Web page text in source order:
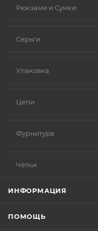
Рюкзами и Сумки
Серьги
Упаковка
Цепи
Фурнитура
Чётки
ИНФОРМАЦИЯ
ПОМОЩЬ